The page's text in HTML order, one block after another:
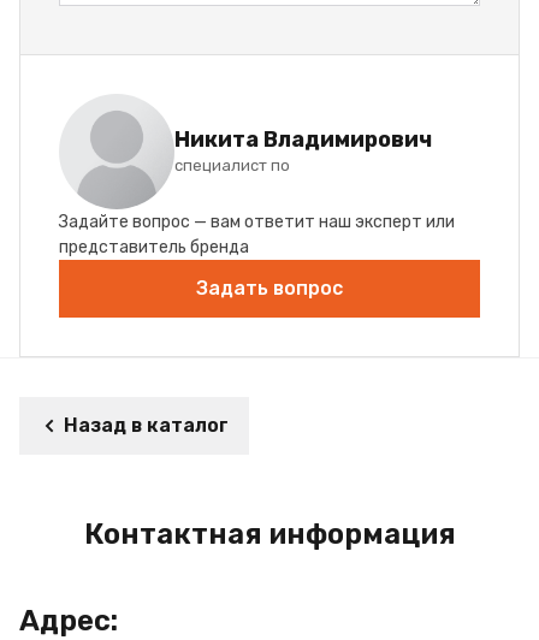
Никита Владимирович
специалист по
Задайте вопрос — вам ответит наш эксперт или
представитель бренда
Задать вопрос
Назад в каталог
Контактная информация
Адрес: